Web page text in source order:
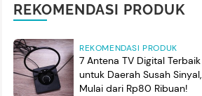
REKOMENDASI PRODUK
REKOMENDASI PRODUK
7 Antena TV Digital Terbaik
untuk Daerah Susah Sinyal,
Mulai dari Rp80 Ribuan!